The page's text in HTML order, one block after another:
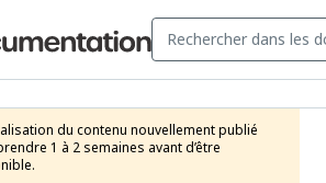
du contenu nouvellement publié
1 à 2 semaines avant d’être